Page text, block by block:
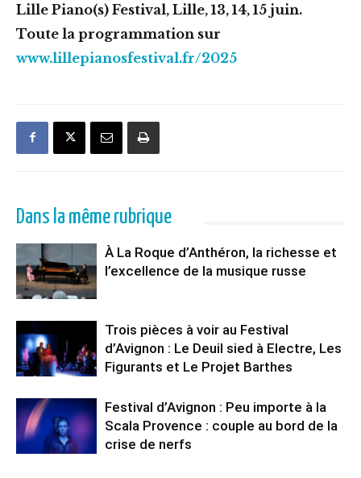
Lille Piano(s) Festival, Lille, 13, 14, 15 juin.
Toute la programmation sur
www.lillepianosfestival.fr/2025
Dans la même rubrique
À La Roque d’Anthéron, la richesse et
l’excellence de la musique russe
Trois pièces à voir au Festival
d’Avignon : Le Deuil sied à Electre, Les
Figurants et Le Projet Barthes
Festival d’Avignon : Peu importe à la
Scala Provence : couple au bord de la
crise de nerfs